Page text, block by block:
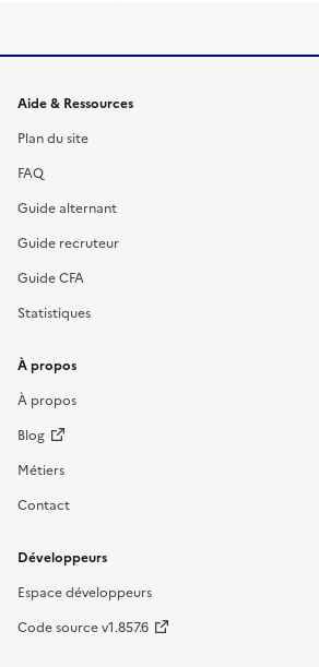
Informations et liens
Aide & Ressources
Plan du site
FAQ
Guide alternant
Guide recruteur
Guide CFA
Statistiques
À propos
À propos
Blog
Métiers
Contact
Développeurs
Espace développeurs
Code source v1.857.6